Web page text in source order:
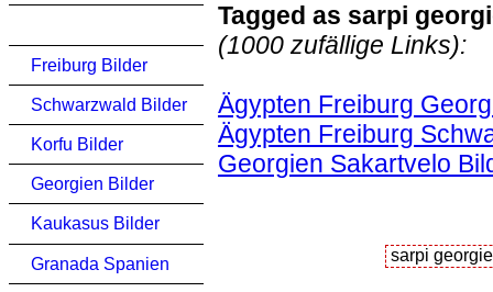
Freiburg Bilder
Schwarzwald Bilder
Korfu Bilder
Georgien Bilder
Kaukasus Bilder
Granada Spanien
Tagged as sarpi
(1000 zufällige Links):
Ägypten Freiburg
Ägypten Freiburg
Georgien Sakartvelo